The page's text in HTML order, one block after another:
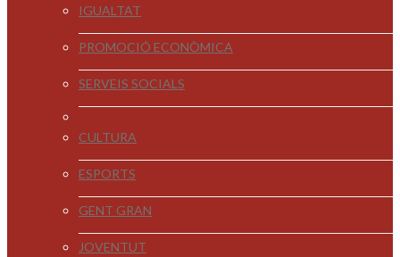
IGUALTAT
PROMOCIÓ ECONÒMICA
SERVEIS SOCIALS
CULTURA
ESPORTS
GENT GRAN
JOVENTUT